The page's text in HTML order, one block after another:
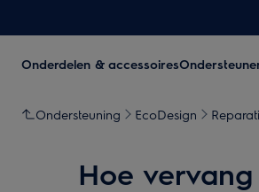
Onderdelen & accessoires
Ondersteuning EcoDesign
Hoe